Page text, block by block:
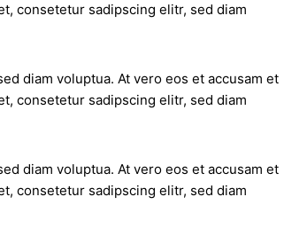
consetetur sadipscing elitr, sed diam
diam voluptua. At vero eos et accusam et
consetetur sadipscing elitr, sed diam
diam voluptua. At vero eos et accusam et
consetetur sadipscing elitr, sed diam